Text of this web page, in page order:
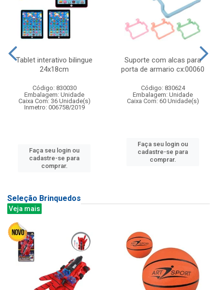
Tablet interativo bilingue
24x18cm
Código: 830030
Embalagem: Unidade
Caixa Com: 36 Unidade(s)
Inmetro: 006758/2019
Faça seu login ou
cadastre-se para
comprar.
Suporte com alcas para
porta de armario cx:00060
Código: 830624
Embalagem: Unidade
Caixa Com: 60 Unidade(s)
Faça seu login ou
cadastre-se para
comprar.
Seleção Brinquedos
Veja mais